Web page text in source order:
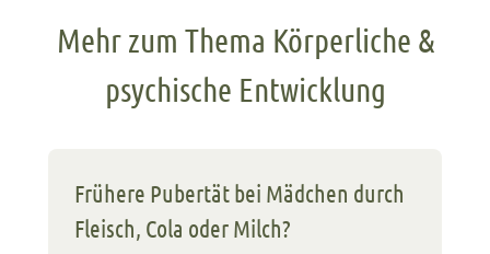
Mehr zum Thema Körperliche &
psychische Entwicklung
Frühere Pubertät bei Mädchen durch
Fleisch, Cola oder Milch?